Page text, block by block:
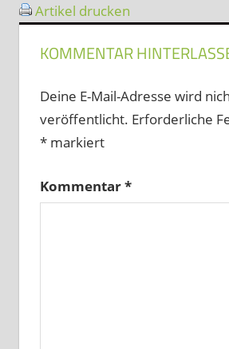
Artikel drucken
KOMMENTAR
Deine E-Mail-Adresse wird
veröffentlicht. Erforderliche
*markiert
Kommentar*